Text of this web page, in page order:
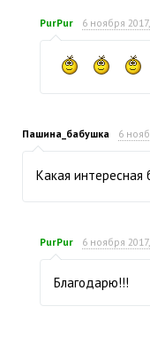
PurPur 6 ноября
Пашина_бабушка 6
Какая интересная
PurPur 6 ноября
Благодарю!!!